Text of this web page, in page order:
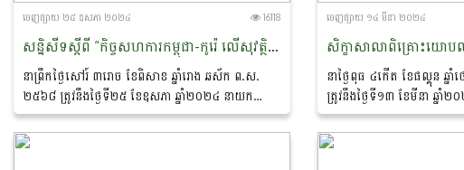
ចេញ​ផ្សាយ​ ២៥ ឧសភា ២០២៤ 16118
សន្និសីទស្ដីពី “កិច្ចសហការកម្ពុជា-កូរ៉េ លើសុវត្ថិភាពចំណីអាហារ និងការលើកកម្ពស់ម្ហូបអាហារ”
នាព្រឹកថ្ងៃសៅរ៍ ៣រោច ខែពិសាខ ឆ្នាំរោង ឆស័ក ព​.ស.
២៥៦៨ ត្រូវនឹងថ្ងៃទី២៥ ខែឧសភា ឆ្នាំ២០២៤ នាយក
ដ្ឋានកសិ-ឧស្សាហកម្ម នៃក្រសួងកសិកម្ម រុក្ខាប្រមាញ់ និង
នេសាទ បានធ្វើការសហការជាមួយនឹងក្រុមហ៊ុន...
ចេញ​ផ្សាយ​ ១៤ មីនា ២០២៤
នាថ្ងៃពុធ ៤កើត ខែផល្គុន ឆ្
ត្រូវនឹងថ្ងៃទី១៣ ខែមីនា ឆ្នាំ
ឧស្សាហកម្ម នៃក្រសួងកសិកម្ម
សហការជាមួយអង្គការអភិវឌ្ឍន៍